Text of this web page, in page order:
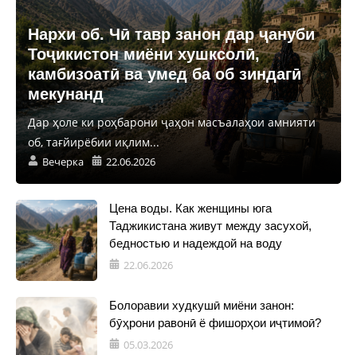
Нархи об. Чӣ тавр занон дар ҷануби
Тоҷикистон миёни хушксолӣ,
камбизоатӣ ва умед ба об зиндагӣ
мекунанд
Дар ҳоле ки роҳбарони ҷаҳон масъалаҳои амнияти
об, тағйирёбии иқлим...
Вечерка 22.06.2026
Цена воды. Как женщины юга
Таджикистана живут между засухой,
бедностью и надеждой на воду
22.06.2026
Болоравии худкушӣ миёни занон:
бӯҳрони равонӣ ё фишорҳои иҷтимоӣ?
05.03.2026